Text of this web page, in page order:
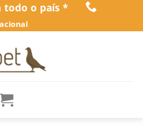
todo o país *